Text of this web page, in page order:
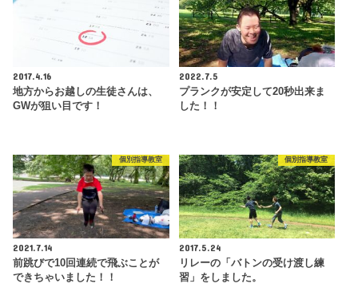
2017.4.16
地方からお越しの生徒さんは、
GWが狙い目です！
2022.7.5
プランクが安定して20秒出来ま
した！！
個別指導教室
2021.7.14
前跳びで10回連続で飛ぶことが
できちゃいました！！
個別指導教室
2017.5.24
リレーの「バトンの受け渡し練
習」をしました。